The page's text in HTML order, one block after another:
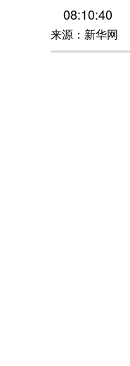
08:10:40
来源：新华网